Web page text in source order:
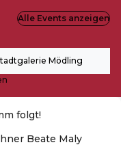
Mödling
Alle Events anzeigen
folgt!
Beate Maly